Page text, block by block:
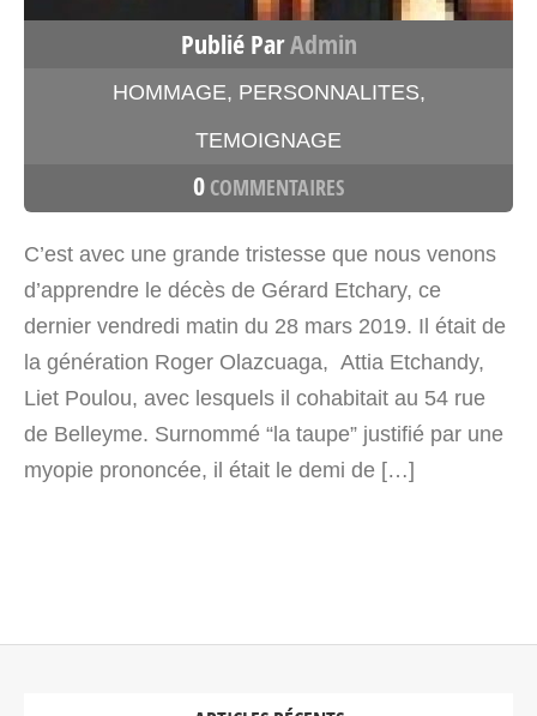
Publié ParAdmin
HOMMAGE, PERSONNALITES,
TEMOIGNAGE
0 COMMENTAIRES
C’est avec une grande tristesse que nous venons
d’apprendre le décès de Gérard Etchary, ce
dernier vendredi matin du 28 mars 2019. Il était de
la génération Roger Olazcuaga, Attia Etchandy,
Liet Poulou, avec lesquels il cohabitait au 54 rue
de Belleyme. Surnommé “la taupe” justifié par une
myopie prononcée, il était le demi de […]